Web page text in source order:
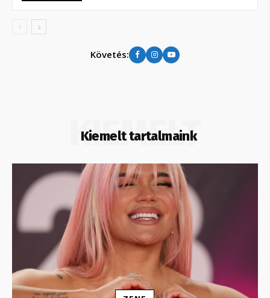
Követés:
Kiemelt tartalmaink
KIEMELT